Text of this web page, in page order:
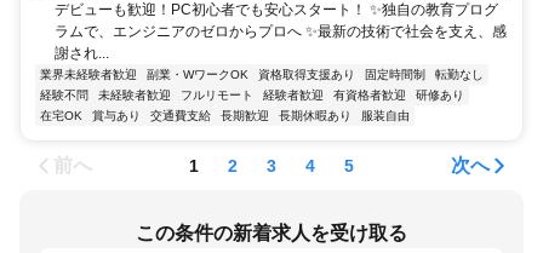
デビューも歓迎！PC初心者でも安心スタート！ ✨独自の教育プログ
ラムで、エンジニアのゼロからプロへ ✨最新の技術で社会を支え、感
謝され...
業界未経験者歓迎 副業・WワークOK 資格取得支援あり 固定時間制
転勤なし
経験不問
未経験者歓迎 フルリモート 経験者歓迎 有資格者歓迎
研修あり
在宅OK
賞与あり 交通費支給 長期歓迎 長期休暇あり 服装自由
前へ 1 2 3 4 5 次へ
この条件の新着求人を受け取る